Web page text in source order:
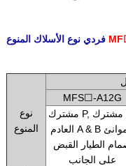
نوع
المنوع
MFS☐-A12G
مشترك P, مشترك R,
العادم A & B الموانئ
الطيار القبض
على الجانب